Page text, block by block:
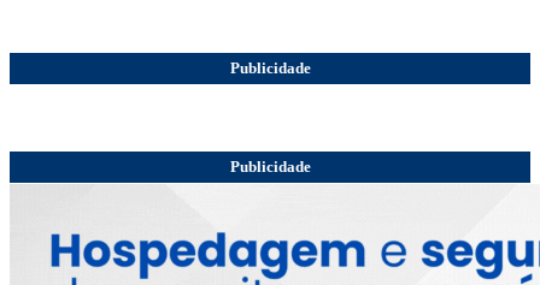
Publicidade
Publicidade